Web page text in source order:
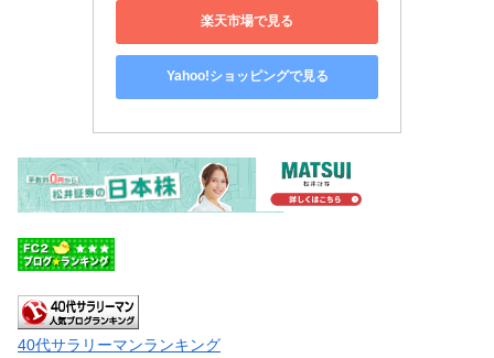
楽天市場で見る
Yahoo!ショッピングで見る
40代サラリーマンランキング